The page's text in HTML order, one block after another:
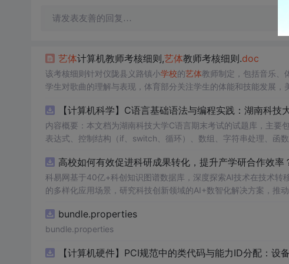
请发表友善的回复…
艺体计算机教师考核细则,艺体教师考核细则.doc
该考核细则针对仪陇县义路镇小学校的艺体教师制定，包括音乐、
学生对歌曲的理解与表现，体育部分关注学生的体能和技能发展，
【计算机科学】C语言基础语法与编程实践：湖南科技
内容概要：本文档为湖南科技大学C语言期末考试的试题库，主
表达式、控制结构（if、switch、循环）、数组、字符串处理、函
程的学生，特别是准备期末考试或需要强化基础知识的初学者。; 使用场景及目标：①用于考前复习，检验对C语言核心概念的掌握程度；
②辅助教师出题或课堂教学练习；③通过反复练习提高编程思维与代码逻辑分析能力。; 阅读建议：
重点关注易错题和涉及复杂逻辑控制的题目，理解每道题背后的程
高校如何有效促进科研成果转化，提升产学研合作效率
科易网基于40亿+科创知识图谱数据库，深度探索AI技术在技术
的多样化应用场景，研究科技创新领域的AI+数智化解决方案，推
bundle.properties
bundle.properties
【计算机硬件】PCI规范中的类代码与能力ID分配：设